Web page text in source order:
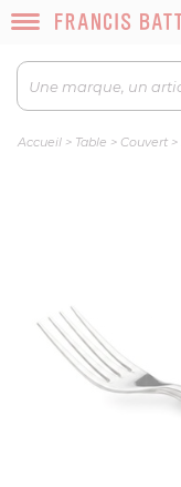
Accueil> Table > Couvert>